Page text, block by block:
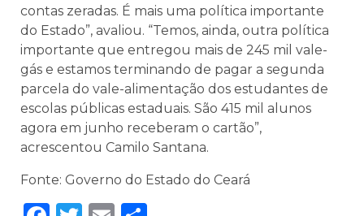
contas zeradas. É mais uma política importante
do Estado”, avaliou. “Temos, ainda, outra política
importante que entregou mais de 245 mil vale-
gás e estamos terminando de pagar a segunda
parcela do vale-alimentação dos estudantes de
escolas públicas estaduais. São 415 mil alunos
agora em junho receberam o cartão”,
acrescentou Camilo Santana.
Fonte: Governo do Estado do Ceará